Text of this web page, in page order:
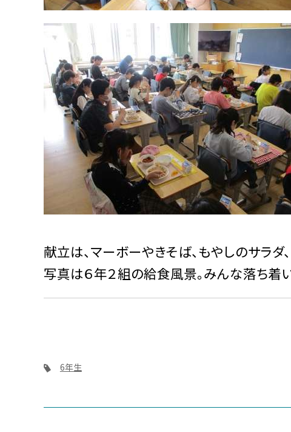
献立は、マーボーやきそば、もやしのサラダ
写真は６年２組の給食風景。みんな落ち着
6年生